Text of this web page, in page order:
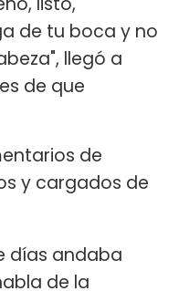
de tu boca y no
llegó a
de que
de
y cargados de
días andaba
de la